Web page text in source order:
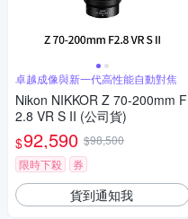
卓越成像與新一代高性能自動對焦
Nikon NIKKOR Z 70-200mm F
2.8 VR S II (公司貨)
$92,590 $98,500
限時下殺
券
貨到通知我